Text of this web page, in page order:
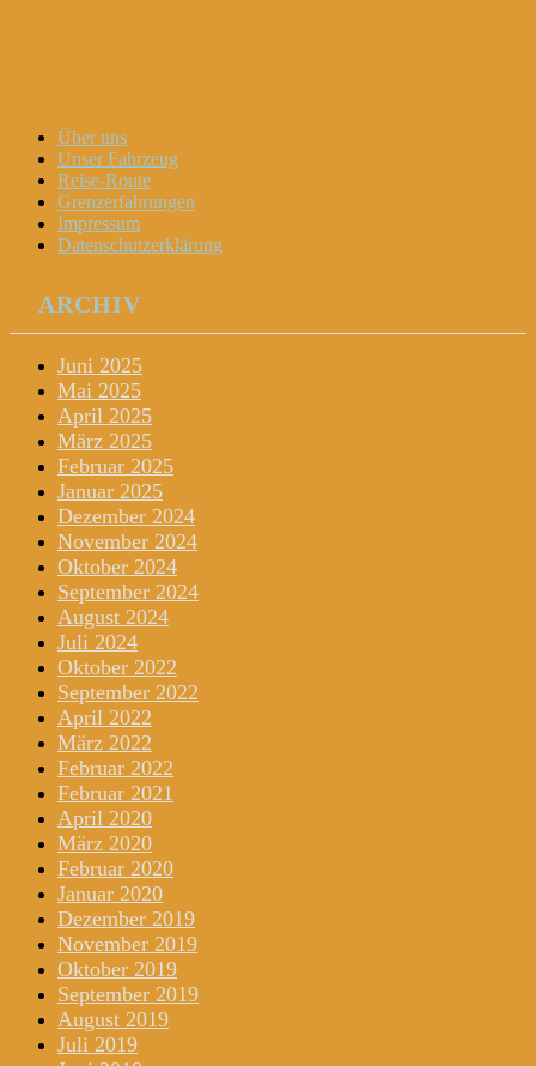
Menu
Widgets
Search
Skip
content
Über uns
Unser Fahrzeug
Reise-Route
Grenzerfahrungen
Impressum
Datenschutzerklärung
ARCHIV
Juni 2025
Mai 2025
April 2025
März 2025
Februar 2025
Januar 2025
Dezember 2024
November 2024
Oktober 2024
September 2024
August 2024
Juli 2024
Oktober 2022
September 2022
April 2022
März 2022
Februar 2022
Februar 2021
April 2020
März 2020
Februar 2020
Januar 2020
Dezember 2019
November 2019
Oktober 2019
September 2019
August 2019
Juli 2019